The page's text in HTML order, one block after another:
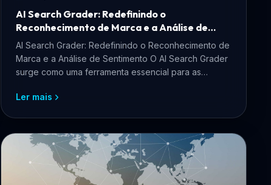
AI Search Grader: Redefinindo o
Reconhecimento de Marca e a Análise de
Sentimento
AI Search Grader: Redefinindo o Reconhecimento de
Marca e a Análise de Sentimento O AI Search Grader
surge como uma ferramenta essencial para as
Ler mais